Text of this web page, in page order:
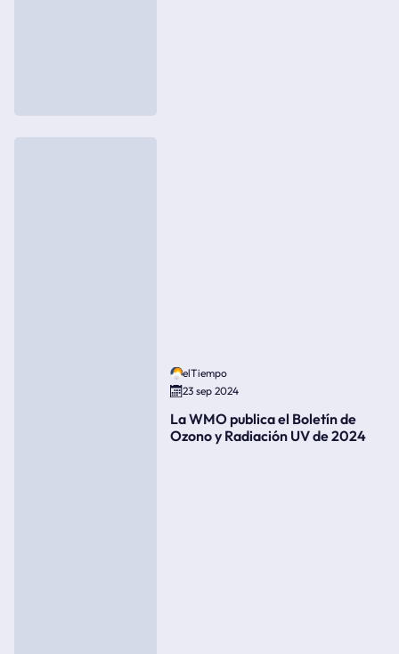
elTiempo
23 sep 2024
La WMO publica el Boletín de
Ozono y Radiación UV de 2024